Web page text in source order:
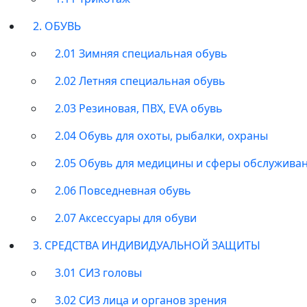
2. ОБУВЬ
2.01 Зимняя специальная обувь
2.02 Летняя специальная обувь
2.03 Резиновая, ПВХ, EVA обувь
2.04 Обувь для охоты, рыбалки, охраны
2.05 Обувь для медицины и сферы
2.06 Повседневная обувь
2.07 Аксессуары для обуви
3. СРЕДСТВА ИНДИВИДУАЛЬНОЙ ЗАЩИТЫ
3.01 СИЗ головы
3.02 СИЗ лица и органов зрения